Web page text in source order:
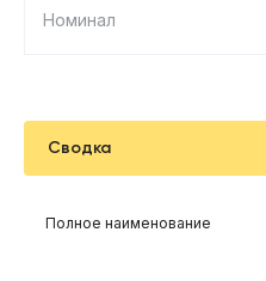
Номинал
Сводка
Полное наименование